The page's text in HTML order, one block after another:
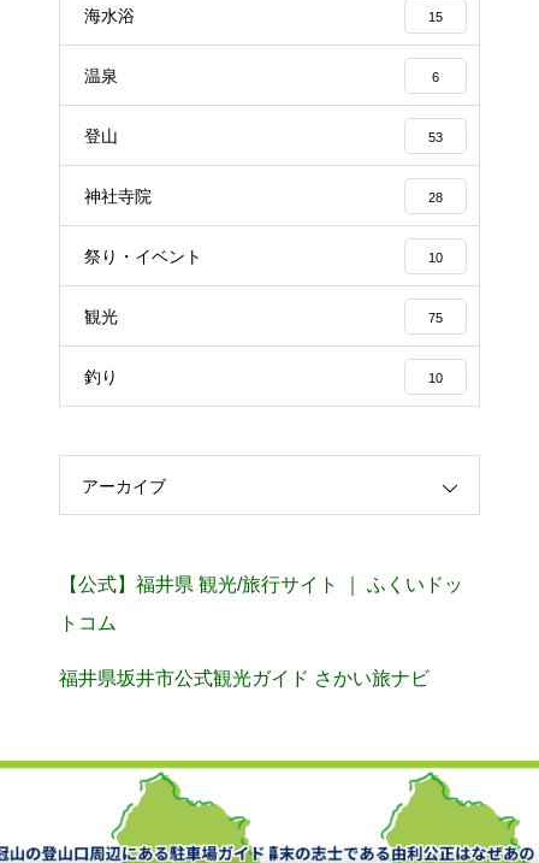
海水浴 15
温泉 6
登山 53
神社寺院 28
祭り・イベント 10
観光 75
釣り 10
アーカイブ
【公式】福井県 観光/旅行サイト ｜ ふくいドッ
トコム
福井県坂井市公式観光ガイド さかい旅ナビ